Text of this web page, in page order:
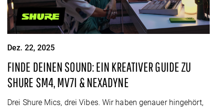
Dez. 22, 2025
FINDE DEINEN SOUND: EIN KREATIVER GUIDE ZU
SHURE SM4, MV7I & NEXADYNE
Drei Shure Mics, drei Vibes. Wir haben genauer hingehört,